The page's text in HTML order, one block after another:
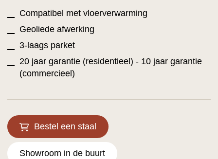
Compatibel met vloerverwarming
Geoliede afwerking
3-laags parket
20 jaar garantie (residentieel) - 10 jaar garantie
(commercieel)
Bestel een staal
Showroom in de buurt